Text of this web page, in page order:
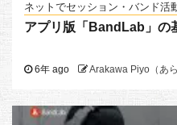
ネットでセッション・バンド活
アプリ版「BandLab」の
6年 ago Arakawa Piyo（あ